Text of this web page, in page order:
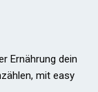
Ernährung dein
mit easy